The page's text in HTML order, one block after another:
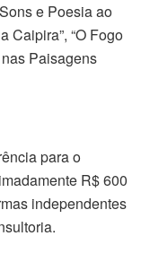
e Poesia ao
Caipira”, “O Fogo
Paisagens
para o
R$ 600
independentes